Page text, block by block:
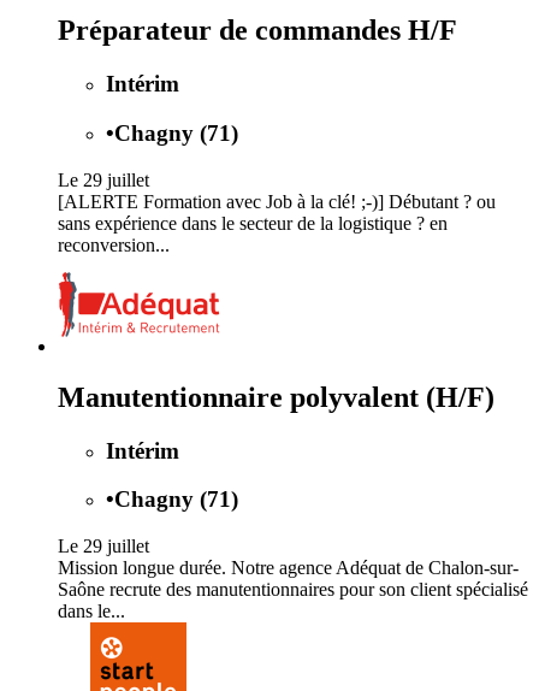
Préparateur de commandes H/F
Intérim
•Chagny (71)
Le 29 juillet
[ALERTE Formation avec Job à la clé! ;-)] Débutant ? ou
sans expérience dans le secteur de la logistique ? en
reconversion...
Manutentionnaire polyvalent (H/F)
Intérim
•Chagny (71)
Le 29 juillet
Mission longue durée. Notre agence Adéquat de Chalon-sur-
Saône recrute des manutentionnaires pour son client spécialisé
dans le...